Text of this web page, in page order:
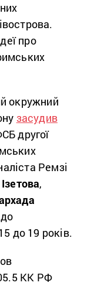
про
окружний
засудив
другої
Ремзі
,
до 19 років.
КК РФ